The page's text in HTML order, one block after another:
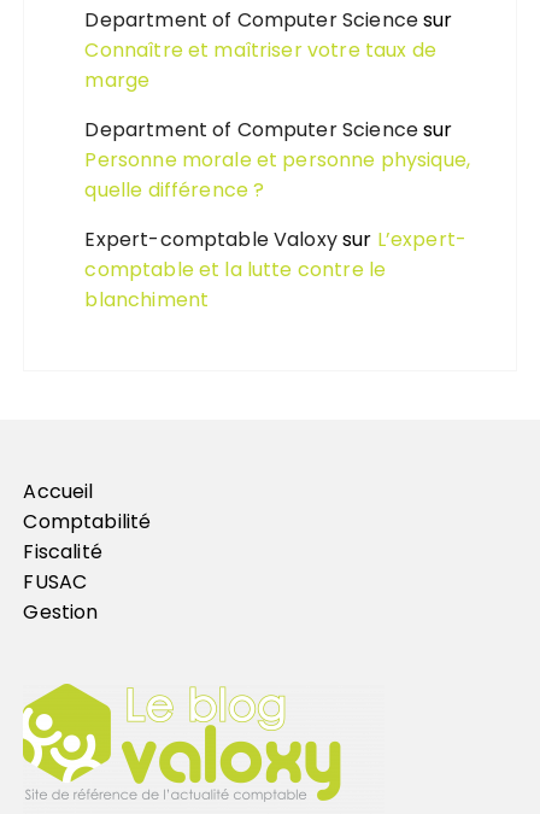
Department of Computer Sciencesur
Connaître et maîtriser votre taux de
marge
Department of Computer Sciencesur
Personne morale et personne physique,
quelle différence ?
Expert-comptable Valoxysur L’expert-
comptable et la lutte contre le
blanchiment
Accueil
Comptabilité
Fiscalité
FUSAC
Gestion